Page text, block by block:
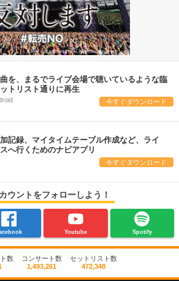
を、まるでライブ会場で聴いているような臨
トリスト通りに再生
今すぐダウンロード
記録、マイタイムテーブル作成など、ライ
へ行くためのナビアプリ
今すぐダウンロード
ウントをフォローしよう！
Youtube Spotify
数
コンサート数
1,493,261
セットリスト数
472,348